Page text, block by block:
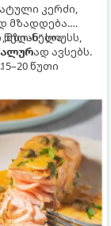
კერძი,
მზადდება.
ნელ-ნელა
სოუსს,
ავსებს.
წუთი